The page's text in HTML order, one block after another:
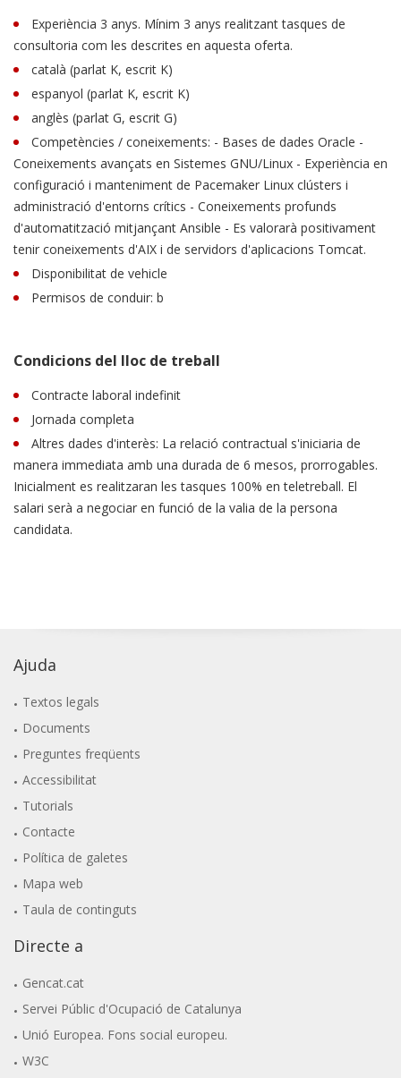
Experiència 3 anys. Mínim 3 anys realitzant tasques de
consultoria com les descrites en aquesta oferta.
català (parlat K, escrit K)
espanyol (parlat K, escrit K)
anglès (parlat G, escrit G)
Competències / coneixements: - Bases de dades Oracle -
Coneixements avançats en Sistemes GNU/Linux - Experiència en
configuració i manteniment de Pacemaker Linux clústers i
administració d'entorns crítics - Coneixements profunds
d'automatització mitjançant Ansible - Es valorarà positivament
tenir coneixements d'AIX i de servidors d'aplicacions Tomcat.
Disponibilitat de vehicle
Permisos de conduir: b
Condicions del lloc de treball
Contracte laboral indefinit
Jornada completa
Altres dades d'interès: La relació contractual s'iniciaria de
manera immediata amb una durada de 6 mesos, prorrogables.
Inicialment es realitzaran les tasques 100% en teletreball. El
salari serà a negociar en funció de la valia de la persona
candidata.
Ajuda
Textos legals
Documents
Preguntes freqüents
Accessibilitat
Tutorials
Contacte
Política de galetes
Mapa web
Taula de continguts
Directe a
Gencat.cat
Servei Públic d'Ocupació de Catalunya
Unió Europea. Fons social europeu.
W3C